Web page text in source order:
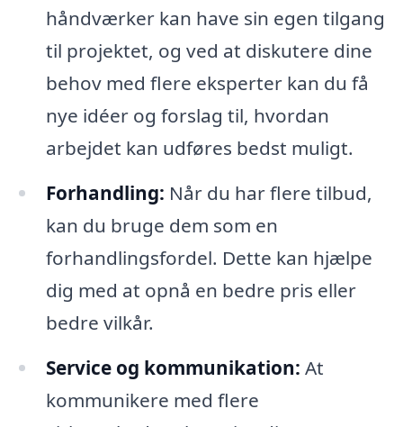
håndværker kan have sin egen tilgang
til projektet, og ved at diskutere dine
behov med flere eksperter kan du få
nye idéer og forslag til, hvordan
arbejdet kan udføres bedst muligt.
Forhandling: Når du har flere tilbud,
kan du bruge dem som en
forhandlingsfordel. Dette kan hjælpe
dig med at opnå en bedre pris eller
bedre vilkår.
Service og kommunikation: At
kommunikere med flere